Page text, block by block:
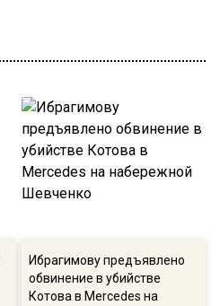
Ибрагимову предъявлено
обвинение в убийстве
Котова в Mercedes на